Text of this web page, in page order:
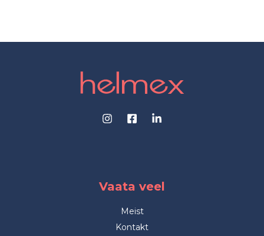
Vaata veel
Meist
Kontakt